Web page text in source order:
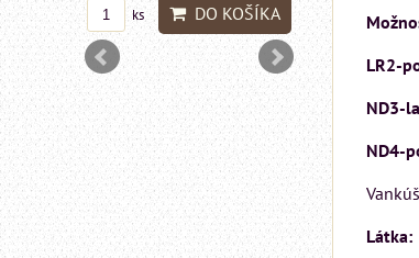
LR2-
ND3-
ND4-
Látka:
ks DO KOŠÍKA ks